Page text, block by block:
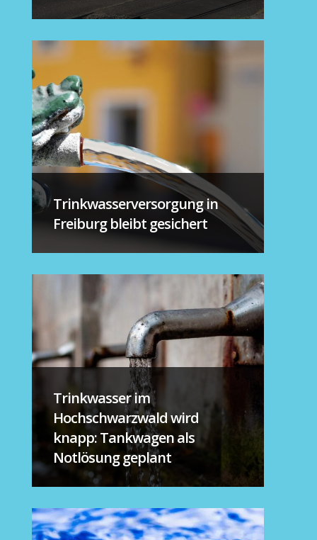
Trinkwasserversorgung in
Freiburg bleibt gesichert
Trinkwasser im
Hochschwarzwald wird
knapp: Tankwagen als
Notlösung geplant